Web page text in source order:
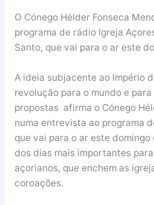
O Cónego Hélder Fonseca
programa de rádio Igreja
Santo, que vai para o ar este
A ideia subjacente ao Império
revolução para o mundo e para
propostas afirma o Cónego
numa entrevista ao programa
que vai para o ar este
dos dias mais importantes
açorianos, que enchem as
coroações.